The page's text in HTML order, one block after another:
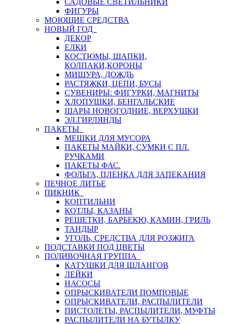
САДОВЫЕ СВЕТИЛЬНИКИ
ФИГУРЫ
МОЮЩИЕ СРЕДСТВА
НОВЫЙ ГОД
ДЕКОР
ЕЛКИ
КОСТЮМЫ, ШАПКИ,
КОЛПАКИ,КОРОНЫ
МИШУРА, ДОЖДЬ
РАСТЯЖКИ, ЦЕПИ, БУСЫ
СУВЕНИРЫ: ФИГУРКИ, МАГНИТЫ
ХЛОПУШКИ, БЕНГАЛЬСКИЕ
ШАРЫ НОВОГОДНИЕ, ВЕРХУШКИ
ЭЛ.ГИРЛЯНДЫ
ПАКЕТЫ
МЕШКИ ДЛЯ МУСОРА
ПАКЕТЫ МАЙКИ, СУМКИ С ПЛ.
РУЧКАМИ
ПАКЕТЫ ФАС.
ФОЛЬГА, ПЛЕНКА ДЛЯ ЗАПЕКАНИЯ
ПЕЧНОЕ ЛИТЬЕ
ПИКНИК
КОПТИЛЬНИ
КОТЛЫ, КАЗАНЫ
РЕШЕТКИ, БАРБЕКЮ, КАМИН, ГРИЛЬ
ТАНДЫР
УГОЛЬ, СРЕДСТВА ДЛЯ РОЗЖИГА
ПОДСТАВКИ ПОД ЦВЕТЫ
ПОЛИВОЧНАЯ ГРУППА
КАТУШКИ ДЛЯ ШЛАНГОВ
ЛЕЙКИ
НАСОСЫ
ОПРЫСКИВАТЕЛИ ПОМПОВЫЕ
ОПРЫСКИВАТЕЛИ, РАСПЫЛИТЕЛИ
ПИСТОЛЕТЫ, РАСПЫЛИТЕЛИ, МУФТЫ
РАСПЫЛИТЕЛИ НА БУТЫЛКУ